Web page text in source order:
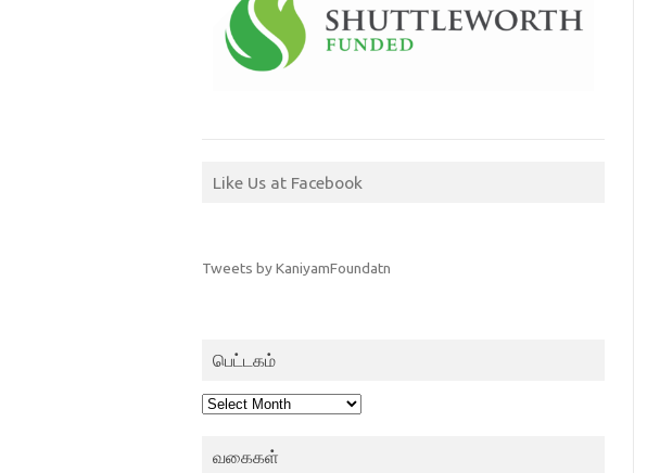
Like Us at Facebook
Tweets by KaniyamFoundatn
பெட்டகம்
பெட்டகம்
வகைகள்